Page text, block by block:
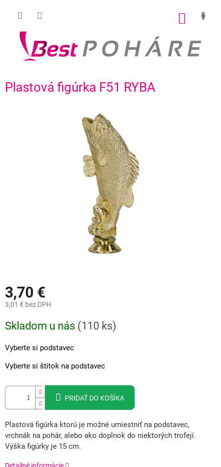
Plastová figúrka F51 RYBA
3,70 €
3,01 € bez DPH
cena:
Skladom u nás (110 ks)
Vyberte si podstavec
Vyberte si štítok na podstavec
PRIDAŤ DO KOŠÍKA
Plastová figúrka ktorú je možné umiestniť na podstavec,
vrchnák na pohár, alebo ako doplnok do niektorých trofejí.
Výška figúrky je 15 cm.